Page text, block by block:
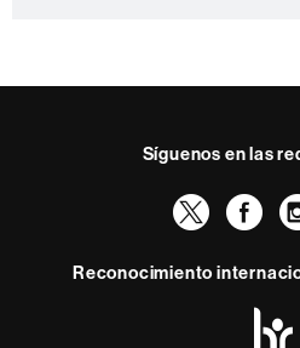
Síguenos en las
Reconocimiento